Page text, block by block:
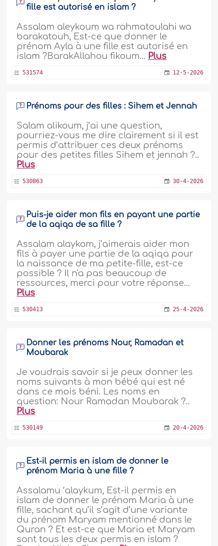
fille est autorisé en islam ?
Assalam aleykoum wa rahmatoulahi wa
barakatouh, Est-ce que donner le
prénom Ayla à une fille est autorisé en
islam ?BarakAllahou fikoum... Plus
531574 12-5-2026
Prénoms pour des filles : Sihem et Jennah
Salam alikoum, j’ai une question,
pourriez-vous me dire clairement si il est
permis d’attribuer ces deux prénoms
pour des petites filles Sihem et jennah ?..
Plus
530863 30-4-2026
Puis-je aider mon fils en payant une partie
de la aqiqa de sa fille ?
Assalam alaykom, j’aimerais aider mon
fils à payer une partie de la aqiqa pour
la naissance de ma petite-fille, est-ce
possible ? Il n'a pas beaucoup de
ressources, merci pour votre réponse...
Plus
530413 25-4-2026
Donner les prénoms Nour, Ramadan et
Moubarak
Je voudrais savoir si je peux donner les
noms suivants à mon bébé qui est né
dans ce mois béni. Les noms en
question: Nour Ramadan Moubarak ?..
Plus
530149 20-4-2026
Est-il permis en islam de donner le
prénom Maria à une fille ?
Assalamu ‘alaykum, Est-il permis en
islam de donner le prénom Maria à une
fille, sachant qu’il s’agit d’une variante
du prénom Maryam mentionné dans le
Quran ? Et est-ce que Maria et Maryam
sont tous les deux permis en islam ?